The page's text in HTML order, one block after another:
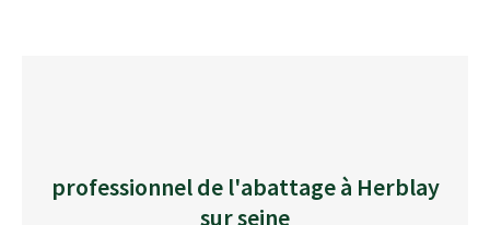
professionnel de l'abattage à Herblay
sur seine